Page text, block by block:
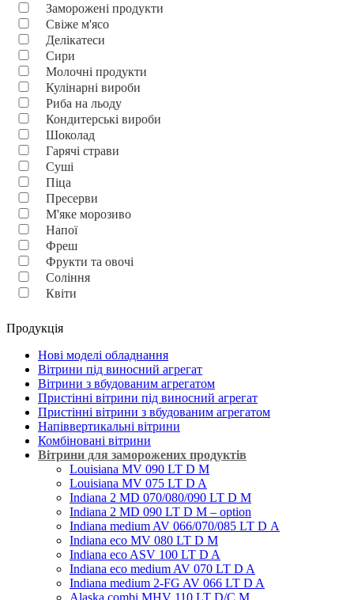
Заморожені продукти
Свіже м'ясо
Делікатеси
Сири
Молочні продукти
Кулінарні вироби
Риба на льоду
Кондитерські вироби
Шоколад
Гарячі страви
Суші
Піца
Пресерви
М'яке морозиво
Напої
Фреш
Фрукти та овочі
Соління
Квіти
Продукція
Нові моделі обладнання
Вітрини під виносний агрегат
Вітрини з вбудованим агрегатом
Пристінні вітрини під виносний агрегат
Пристінні вітрини з вбудованим агрегатом
Напіввертикальні вітрини
Комбіновані вітрини
Вітрини для заморожених продуктів
Louisiana MV 090 LT D M
Louisiana MV 075 LT D A
Indiana 2 MD 070/080/090 LT D M
Indiana 2 MD 090 LT D M – option
Indiana medium AV 066/070/085 LT D А
Indiana eco MV 080 LT D M
Indiana eco ASV 100 LT D A
Indiana eco medium AV 070 LT D A
Indiana medium 2-FG AV 066 LT D A
Alaska combi MHV 110 LT D/C M